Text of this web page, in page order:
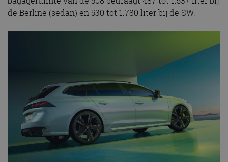
de Berline (sedan) en 530 tot 1.780 liter bij de SW.